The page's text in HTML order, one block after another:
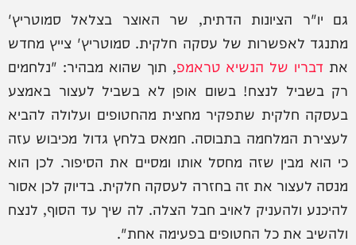
גם יו"ר הציונות הדתית, שר האוצר בצלאל סמוטריץ'
מתנגד לאפשרות של עסקה חלקית. סמוטריץ' צייץ מחדש
את דבריו של הנשיא טראמפ, תוך שהוא מבהיר: "נלחמים
רק בשביל לנצח! בשום אופן לא בשביל לעצור באמצע
בעסקה חלקית שתפקיר מחצית מהחטופים ועלולה להביא
לעצירת המלחמה בתבוסה. חמאס בלחץ גדול מכיבוש עזה
כי הוא מבין שזה מחסל אותו ומסיים את הסיפור. לכן הוא
מנסה לעצור את זה בחזרה לעסקה חלקית. בדיוק לכן אסור
להיכנע ולהעניק לאויב חבל הצלה. לה שיך עד הסוף, לנצח
ולהשיב את כל החטופים בפעימה אחת".